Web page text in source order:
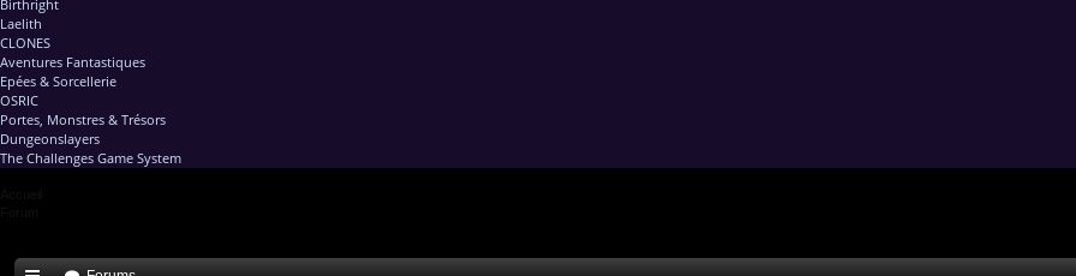
Birthright
Laelith
CLONES
Aventures Fantastiques
Epées & Sorcellerie
OSRIC
Portes, Monstres & Trésors
Dungeonslayers
The Challenges Game System